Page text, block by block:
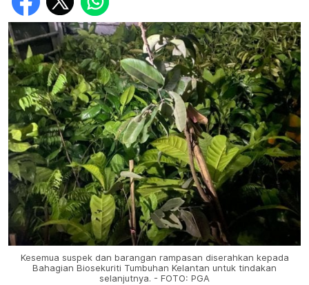
Kesemua suspek dan barangan rampasan diserahkan kepada
Bahagian Biosekuriti Tumbuhan Kelantan untuk tindakan
selanjutnya. - FOTO: PGA